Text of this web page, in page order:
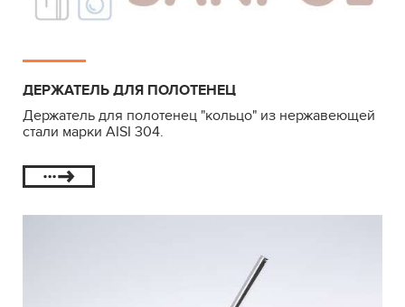
ДЕРЖАТЕЛЬ ДЛЯ ПОЛОТЕНЕЦ
Держатель для полотенец "кольцо" из нержавеющей
стали марки AISI 304.